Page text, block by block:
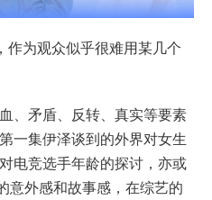
作为观众似乎很难用某几个
、矛盾、反转、真实等要素
一集伊泽谈到的外界对女生
电竞选手年龄的探讨，亦或
意外感和故事感，在综艺的